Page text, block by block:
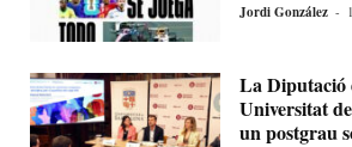
Jordi González -
La Diputació
Universitat
un postgrau